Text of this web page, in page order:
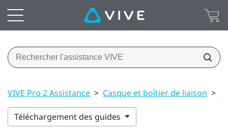
VIVE Pro 2 Assistance > Casque et boîtier de liaison >
Téléchargement des guides